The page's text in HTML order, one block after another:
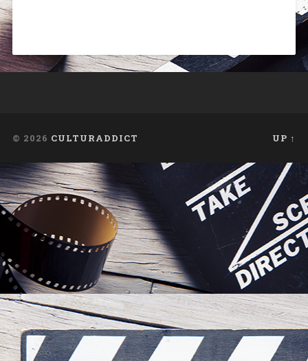
© 2026 CULTURADDICT UP ↑